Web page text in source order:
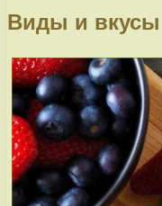
Виды и вкусы